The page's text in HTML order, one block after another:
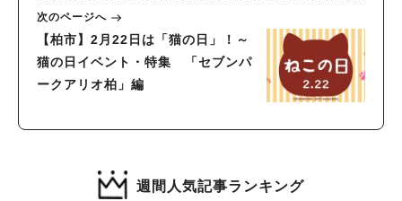
次のページへ
【柏市】2月22日は「猫の日」！～
猫の日イベント・特集 「セブンパ
ークアリオ柏」編
週間人気記事ランキング